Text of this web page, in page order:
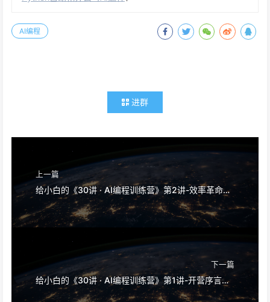
AI编程
进群
上一篇
给小白的《30讲 · AI编程训练营》第2讲-效率革命：国内外AI编程工具全景介绍
下一篇
给小白的《30讲 · AI编程训练营》第1讲-开营序言：为什么说\“AI×自动化\”是普通人的超级杠杆？